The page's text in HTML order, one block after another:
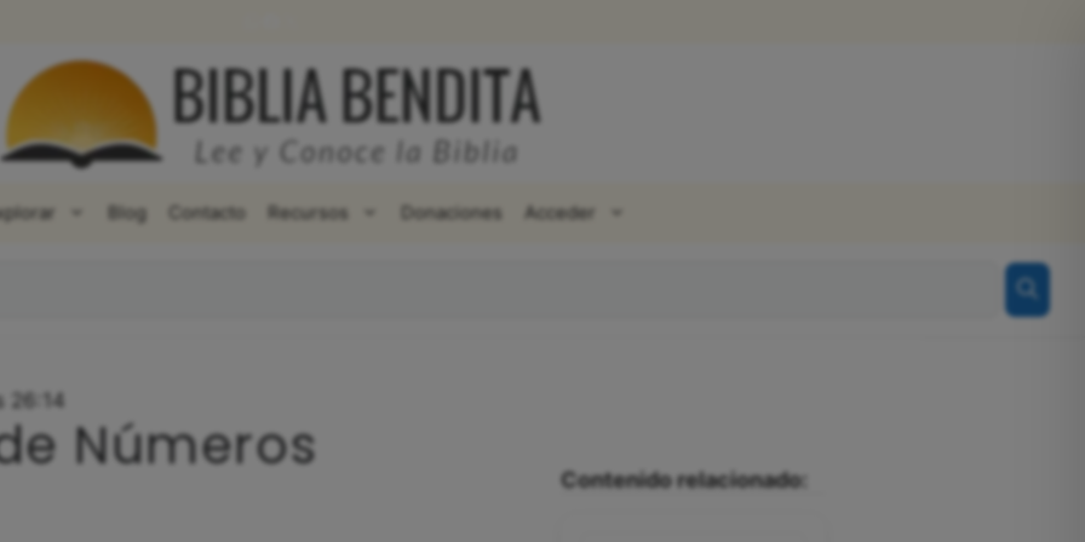
Blog Contacto Recursos Donaciones Acceder
26:14
Números
Contenido relacionado: